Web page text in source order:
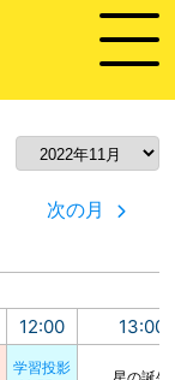
次の月
12:00 13:00
学習投影